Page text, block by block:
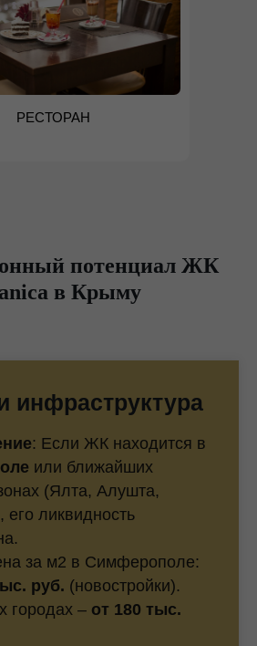
РЕСТОРАН
потенциал ЖК
в Крыму
инфраструктура
: Если ЖК находится в
или ближайших
(Ялта, Алушта,
его ликвидность
за м2 в Симферополе:
руб. (новостройки).
городах – от 180 тыс.